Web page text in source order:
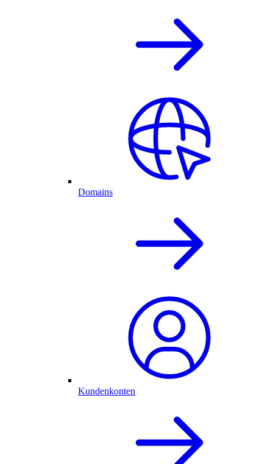
Domains
Kundenkonten